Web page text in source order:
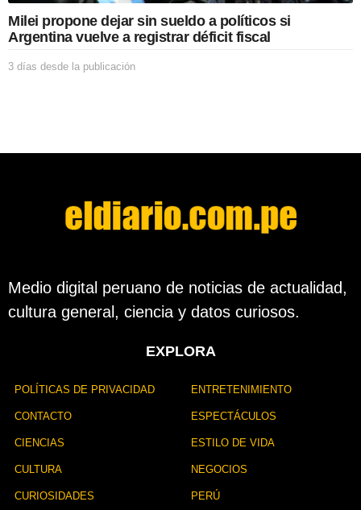
i
ó
Milei propone dejar sin sueldo a políticos si
Argentina vuelve a registrar déficit fiscal
3 días desde la publicación
e
a
l
i
ó
Medio digital peruano de noticias de actualidad,
cultura general, ciencia y datos curiosos.
EXPLORA
POLÍTICAS DE PRIVACIDAD
CONTACTO
CIENCIAS
CULTURA
CURIOSIDADES
ENTRETENIMIENTO
ESPECTÁCULOS
ESTILO DE VIDA
NEGOCIOS
PERÚ